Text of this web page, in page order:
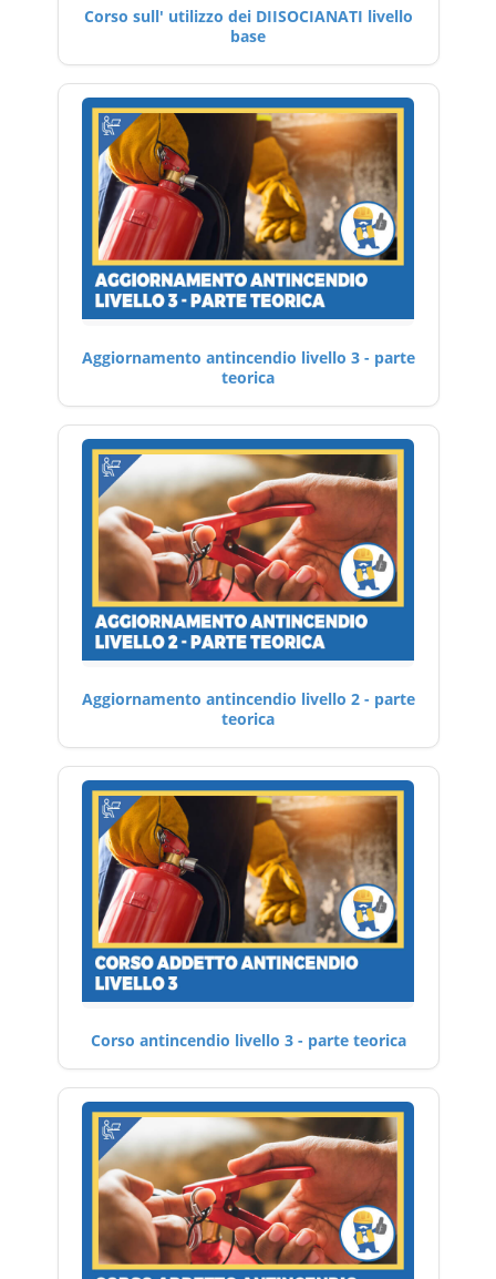
Corso sull' utilizzo dei DIISOCIANATI livello
base
Aggiornamento antincendio livello 3 - parte
teorica
Aggiornamento antincendio livello 2 - parte
teorica
Corso antincendio livello 3 - parte teorica